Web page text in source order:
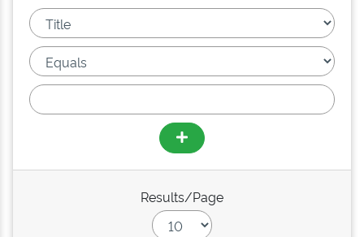
Results/Page